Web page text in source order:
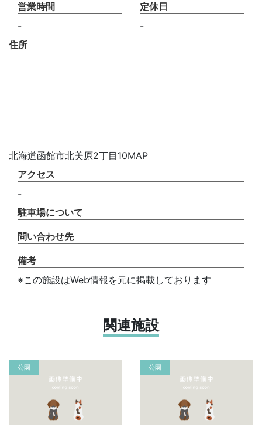
営業時間
-
定休日
-
住所
北海道函館市北美原2丁目10MAP
アクセス
-
駐車場について
問い合わせ先
備考
※この施設はWeb情報を元に掲載しております
関連施設
公園 公園